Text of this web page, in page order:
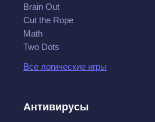
Brain Out
Cut the Rope
Math
Two Dots
Все логические игры
Антивирусы